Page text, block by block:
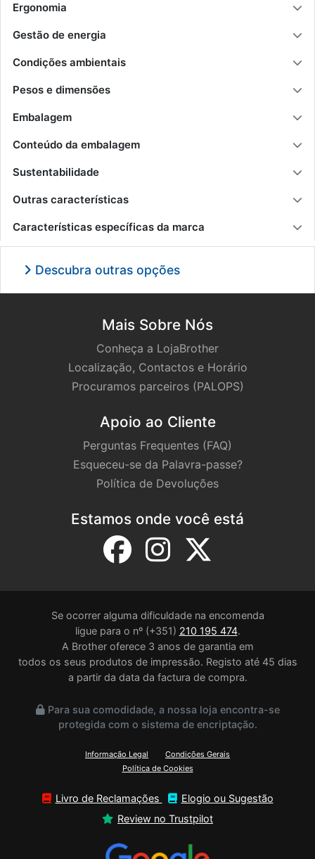
Ergonomia
Gestão de energia
Condições ambientais
Pesos e dimensões
Embalagem
Conteúdo da embalagem
Sustentabilidade
Outras características
Características específicas da marca
Descubra outras opções
Mais Sobre Nós
Conheça a LojaBrother
Localização, Contactos e Horário
Procuramos parceiros (PALOPS)
Apoio ao Cliente
Perguntas Frequentes (FAQ)
Esqueceu-se da Palavra-passe?
Política de Devoluções
Estamos onde você está
Se ocorrer alguma dificuldade na encomenda
ligue para o nº (+351) 210 195 474.
A Brother oferece 3 anos de garantia em
todos os seus produtos de impressão. Registo até 45 dias
a partir da data da factura de compra.
Para sua comodidade, a nossa loja encontra-se
protegida com o sistema de encriptação.
Informação Legal
Condições Gerais
Política de Cookies
Livro de Reclamações
Elogio ou Sugestão
Review no Trustpilot